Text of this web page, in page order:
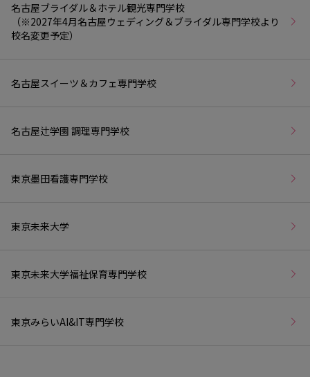
名古屋ブライダル＆ホテル観光専門学校
（※2027年4月名古屋ウェディング＆ブライダル専門学校より
校名変更予定）
名古屋スイーツ＆カフェ専門学校
名古屋辻学園 調理専門学校
東京墨田看護専門学校
東京未来大学
東京未来大学福祉保育専門学校
東京みらいAI&IT専門学校